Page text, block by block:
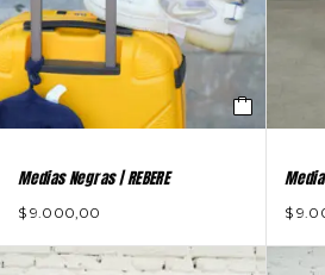
Medias Negras | REBERE
$ 9.000,00 $